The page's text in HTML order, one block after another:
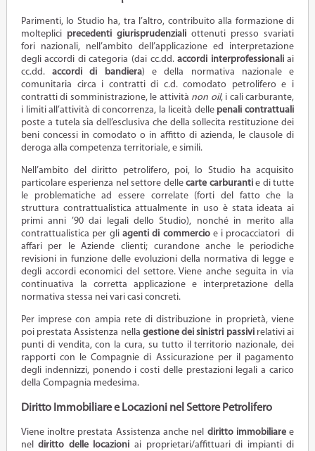
Parimenti, lo Studio ha, tra l’altro, contribuito alla formazione di
molteplici precedenti giurisprudenzialiottenuti presso svariati
fori nazionali, nell’ambito dell’applicazione ed interpretazione
degli accordi di categoria (dai cc.dd.accordi interprofessionaliai
cc.dd.accordi di bandiera) e della normativa nazionale e
comunitaria circa i contratti di c.d. comodato petrolifero e i
contratti di somministrazione, le attività non oil, i cali carburante,
i limiti all’attività di concorrenza, la liceità delle penali contrattuali
poste a tutela sia dell’esclusiva che della sollecita restituzione dei
beni concessi in comodato o in affitto di azienda, le clausole di
deroga alla competenza territoriale, e simili.
Nell’ambito del diritto petrolifero, poi, lo Studio ha acquisito
particolare esperienza nel settore dellecarte carburantie di tutte
le problematiche ad essere correlate (forti del fatto che la
struttura contrattualistica attualmente in uso è stata ideata ai
primi anni ’90 dai legali dello Studio), nonché in merito alla
contrattualistica per gli agenti di commercioe i procacciatori di
affari per le Aziende clienti; curandone anche le periodiche
revisioni in funzione delle evoluzioni della normativa di legge e
degli accordi economici del settore. Viene anche seguita in via
continuativa la corretta applicazione e interpretazione della
normativa stessa nei vari casi concreti.
Per imprese con ampia rete di distribuzione in proprietà, viene
poi prestata Assistenza nella gestione dei sinistri passivirelativi ai
punti di vendita, con la cura, su tutto il territorio nazionale, dei
rapporti con le Compagnie di Assicurazione per il pagamento
degli indennizzi, ponendo i costi delle prestazioni legali a carico
della Compagnia medesima.
Diritto Immobiliare e Locazioni nel Settore Petrolifero
Viene inoltre prestata Assistenza anche nel diritto immobiliaree
neldiritto delle locazioni ai proprietari/affittuari di impianti di